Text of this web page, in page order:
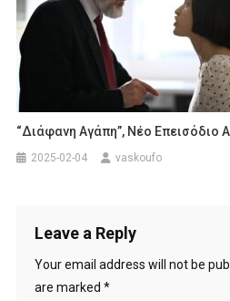
“Διάφανη Αγάπη”, Νέο Επεισόδιο
2025-02-04 vaskoufo
Leave a Reply
Your email address will not be
are marked *